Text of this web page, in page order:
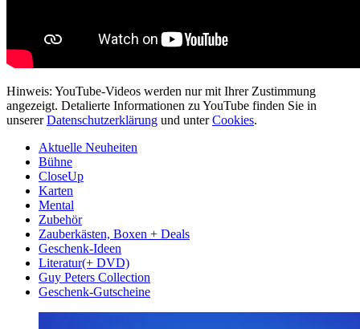
Hinweis: YouTube-Videos werden nur mit Ihrer Zustimmung
angezeigt. Detalierte Informationen zu YouTube finden Sie in
unsererDatenschutzerklärung und unterCookies.
Aktuelle Neuheiten
Bühne
CloseUp
Karten
Mental
Zubehör
Zauberkästen, Boxen + Deals
Geschenk-Ideen
Literatur(+ DVD)
Guy Peters Collection
Geschenk-Gutscheine